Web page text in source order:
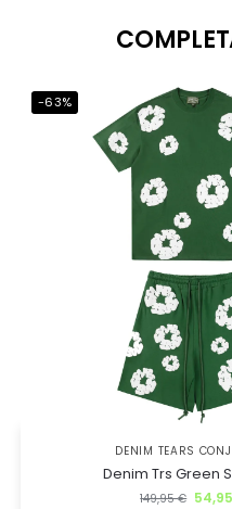
-63%
DENIM TEARS
Denim Trs Green
149,95€ 54,95